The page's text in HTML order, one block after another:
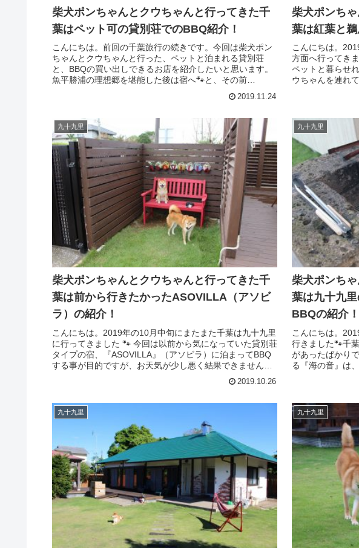
柴犬ポンちゃんとクウちゃんと行ってきた千
葉はペット可の貸別荘でのBBQ紹介！
こんにちは。前回の千葉旅行の続きです。今回は柴犬ポン
ちゃんとクウちゃんと行った、ペットと泊まれる貸別荘
と、BBQの買い出しできるお店を紹介したいと思います。
魚平勝浦の理想郷を堪能した後は宿へ🐾と、その前
2019.11.24
柴犬ポンち
葉は紅葉と鵜
こんにちは。
方面へ行ってき
ペットと暮らせ
ウちゃんを連れ
九十九里
柴犬ポンちゃんとクウちゃんと行ってきた千
葉は前から行きたかったASOVILLA（アソビ
ラ）の紹介！
こんにちは。2019年の10月中旬にまたまた千葉は九十九里
に行ってきました 🐾 今回は以前から気になっていた貸別荘
タイプの宿、『ASOVILLA』（アソビラ）に泊まってBBQ
する事が目的ですが、お天気が少し悪く結果できませんで
2019.10.26
九十九里
柴犬ポンち
葉は九十九
BBQの紹介！
こんにちは。
行きました🐾千
があったばかり
る『海の音』は
九十九里 九十九里